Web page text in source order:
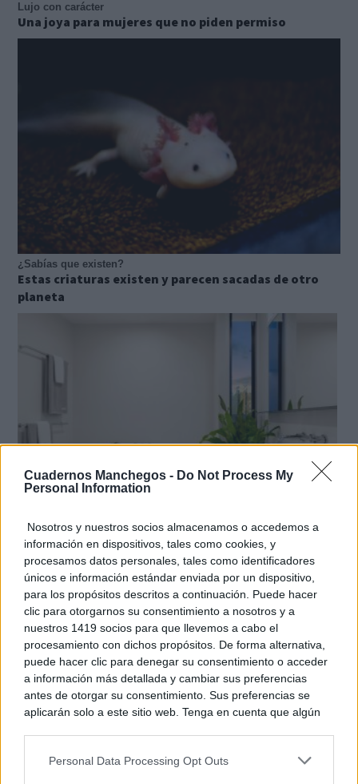
Cuadernos Manchegos - Do Not Process My
Personal Information
Nosotros y nuestros socios almacenamos o accedemos a
información en dispositivos, tales como cookies, y
procesamos datos personales, tales como identificadores
únicos e información estándar enviada por un dispositivo,
para los propósitos descritos a continuación. Puede hacer
clic para otorgarnos su consentimiento a nosotros y a
nuestros 1419 socios para que llevemos a cabo el
procesamiento con dichos propósitos. De forma alternativa,
puede hacer clic para denegar su consentimiento o acceder
a información más detallada y cambiar sus preferencias
antes de otorgar su consentimiento. Sus preferencias se
aplicarán solo a este sitio web. Tenga en cuenta que algún
rechazar tal procesamiento. Puede cambiar sus preferencias
Personal Data Processing Opt Outs
Lujo con carácter
Una joya para mujeres que no piden permiso
¿Sabías que existen?
Estas criaturas existen y parecen sacadas de otro
planeta
El truco contra la cal
Di adiós a la cal del baño con estos sencillos consejos